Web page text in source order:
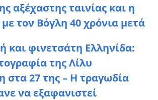
αξέχαστης ταινίας και η
τον Βόγλη 40 χρόνια μετά
και φινετσάτη Ελληνίδα:
της Λίλυ
στα 27 της – Η τραγωδία
να εξαφανιστεί